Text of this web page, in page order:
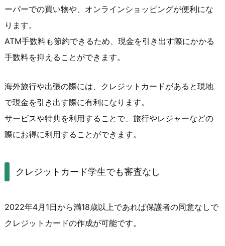
ーパーでの買い物や、オンラインショッピングが便利にな
ります。
ATM手数料も節約できるため、現金を引き出す際にかかる
手数料を抑えることができます。
海外旅行や出張の際には、クレジットカードがあると現地
で現金を引き出す際に有利になります。
サービスや特典を利用することで、旅行やレジャーなどの
際にお得に利用することができます。
クレジットカード学生でも審査なし
2022年4月1日から満18歳以上であれば保護者の同意なしで
クレジットカードの作成が可能です。